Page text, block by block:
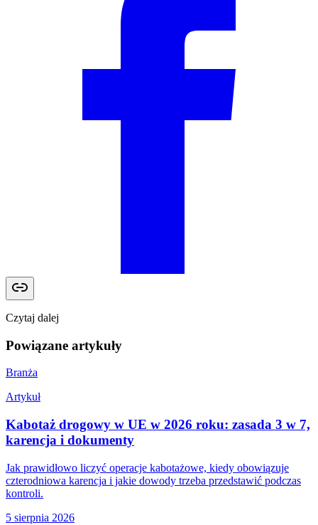
Czytaj dalej
Powiązane artykuły
Branża
Artykuł
Kabotaż drogowy w UE w 2026 roku: zasada 3 w 7,
karencja i dokumenty
Jak prawidłowo liczyć operacje kabotażowe, kiedy obowiązuje
czterodniowa karencja i jakie dowody trzeba przedstawić podczas
kontroli.
5 sierpnia 2026